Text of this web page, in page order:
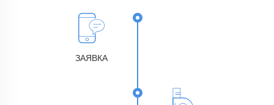
ЗАЯВКА